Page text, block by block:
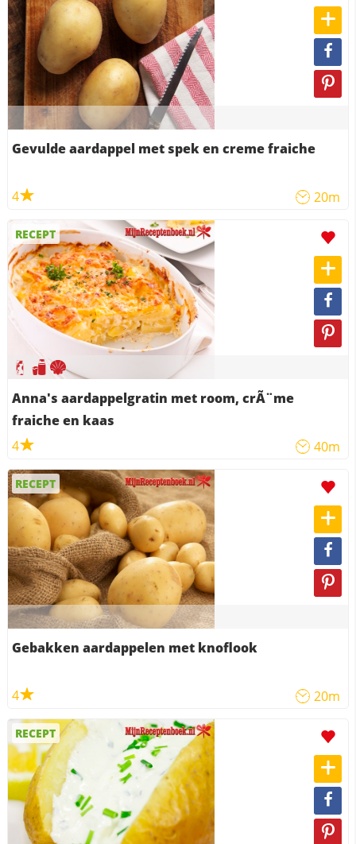
Gevulde aardappel met spek en creme fraiche
4 20m
RECEPT
Anna's aardappelgratin met room, crÃ¨me
fraiche en kaas
4
40m
RECEPT
Gebakken aardappelen met knoflook
4 20m
RECEPT